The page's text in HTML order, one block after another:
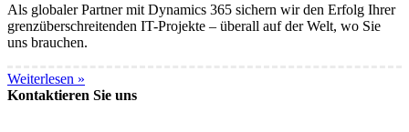
Als globaler Partner mit Dynamics 365 sichern wir den Erfolg Ihrer
grenzüberschreitenden IT-Projekte – überall auf der Welt, wo Sie
uns brauchen.
Weiterlesen »
Kontaktieren Sie uns